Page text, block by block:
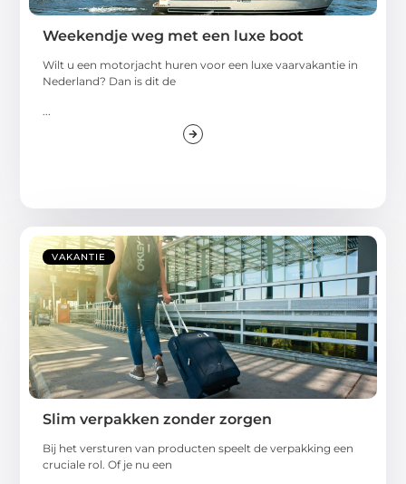
Weekendje weg met een luxe boot
Wilt u een motorjacht huren voor een luxe vaarvakantie in
Nederland? Dan is dit de
VAKANTIE
Slim verpakken zonder zorgen
Bij het versturen van producten speelt de verpakking een
cruciale rol. Of je nu een